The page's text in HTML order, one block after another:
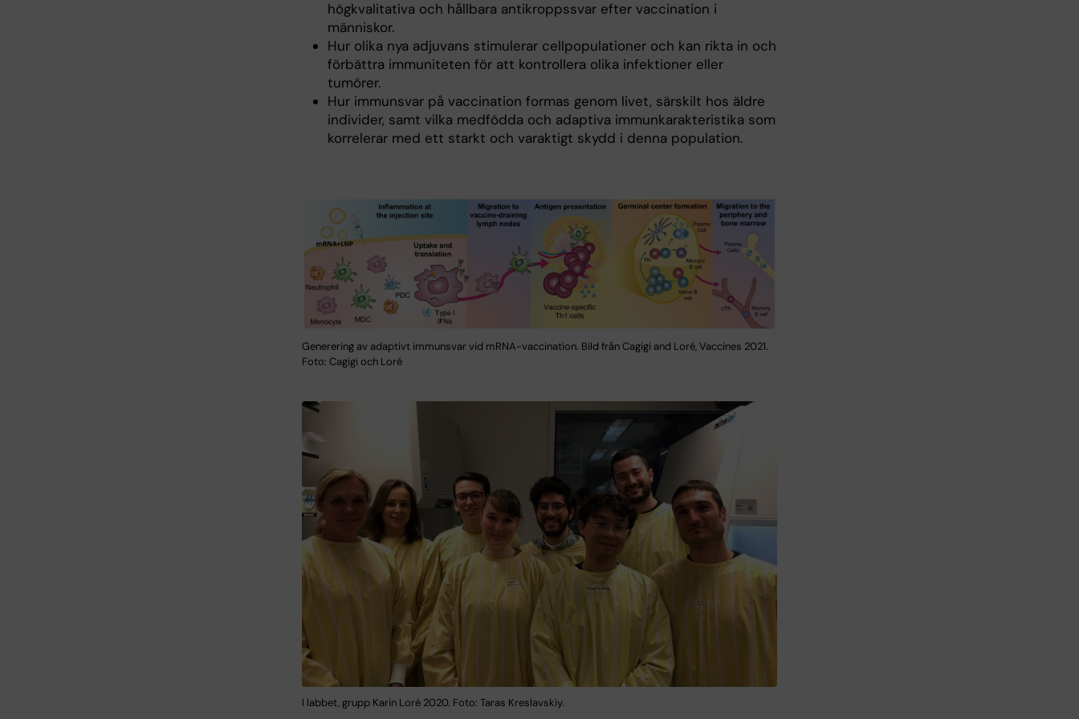
högkvalitativa och hållbara antikroppssvar efter vaccination i
människor.
Hur olika nya adjuvans stimulerar cellpopulationer och kan rikta in och
förbättra immuniteten för att kontrollera olika infektioner eller
tumörer.
Hur immunsvar på vaccination formas genom livet, särskilt hos äldre
individer, samt vilka medfödda och adaptiva immunkarakteristika som
korrelerar med ett starkt och varaktigt skydd i denna population.
Generering av adaptivt immunsvar vid mRNA-vaccination. Bild från Cagigi and Loré, Vaccines 2021.
Foto: Cagigi och Loré
I labbet, grupp Karin Loré 2020. Foto: Taras Kreslavskiy.